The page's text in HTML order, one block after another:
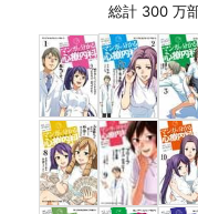
総計 300 万